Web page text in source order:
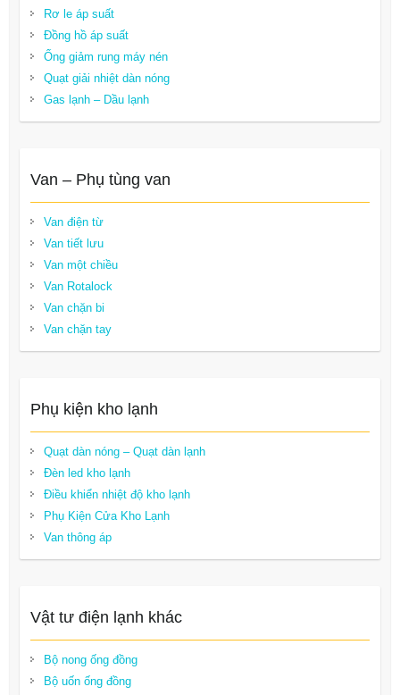
Rơ le áp suất
Đồng hồ áp suất
Ống giảm rung máy nén
Quạt giải nhiệt dàn nóng
Gas lạnh – Dầu lạnh
Van – Phụ tùng van
Van điện từ
Van tiết lưu
Van một chiều
Van Rotalock
Van chặn bi
Van chặn tay
Phụ kiện kho lạnh
Quạt dàn nóng – Quạt dàn lạnh
Đèn led kho lạnh
Điều khiển nhiệt độ kho lạnh
Phụ Kiện Cửa Kho Lạnh
Van thông áp
Vật tư điện lạnh khác
Bộ nong ống đồng
Bộ uốn ống đồng